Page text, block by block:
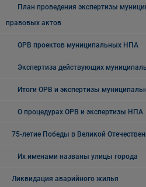
План проведения экспертизы
правовых актов
ОРВ проектов муниципальных НПА
Экспертиза действующих
Итоги ОРВ и экспертизы
О процедурах ОРВ и экспертизы НПА
75-летие Победы в Великой
Их именами названы улицы города
Ликвидация аварийного жилья